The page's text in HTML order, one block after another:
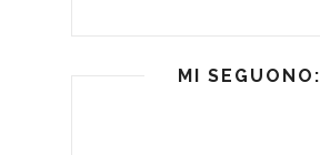
MI SEGUONO: